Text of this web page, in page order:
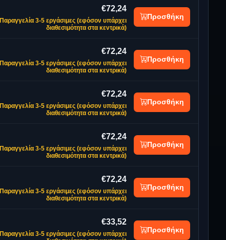
€72,24
Παραγγελία 3-5 εργάσιμες (εφόσον υπάρχει
διαθεσιμότητα στα κεντρικά)
Προσθήκη
€72,24
Παραγγελία 3-5 εργάσιμες (εφόσον υπάρχει
διαθεσιμότητα στα κεντρικά)
Προσθήκη
€72,24
Παραγγελία 3-5 εργάσιμες (εφόσον υπάρχει
διαθεσιμότητα στα κεντρικά)
Προσθήκη
€72,24
Παραγγελία 3-5 εργάσιμες (εφόσον υπάρχει
διαθεσιμότητα στα κεντρικά)
Προσθήκη
€72,24
Παραγγελία 3-5 εργάσιμες (εφόσον υπάρχει
διαθεσιμότητα στα κεντρικά)
Προσθήκη
€33,52
Παραγγελία 3-5 εργάσιμες (εφόσον υπάρχει
Προσθήκη